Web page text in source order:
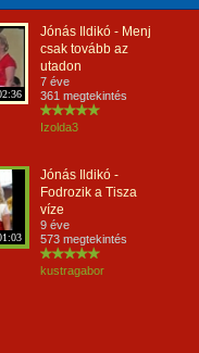
Jónás Ildikó - Menj
csak tovább az
utadon
7 éve
361 megtekintés
Izolda3
Jónás Ildikó -
Fodrozik a Tisza
víze
9 éve
573 megtekintés
kustragabor